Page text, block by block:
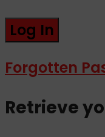
Forgotten
Retrieve